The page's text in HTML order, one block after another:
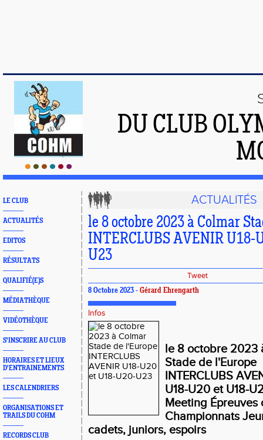
DU CLUB
LE CLUB
ACTUALITÉS
EDITOS
RÉSULTATS
QUALIFIÉ(E)S
MÉDIATHÈQUE
VIDÉOTHÈQUE
S'INSCRIRE AU CLUB
HORAIRES ET LIEUX
D'ENTRAINEMENTS
LES CALENDRIERS
ORGANISATIONS ET
TRAILS DU COHM
RECORDS CLUB
ACTUALITÉS
le 8 octobre 2023 à Colmar
INTERCLUBS AVENIR U18-
U23
Tweet
8 Octobre 2023 - Gérard Ehrengarth
Infos
le 8 octobre 2023
Stade de l'Europe
INTERCLUBS
U18-U20 et U18-
Meeting Épreuves
Championnats
cadets, juniors, espoirs